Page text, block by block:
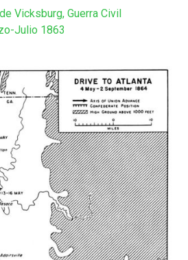
Vicksburg, Guerra Civil
Julio 1863